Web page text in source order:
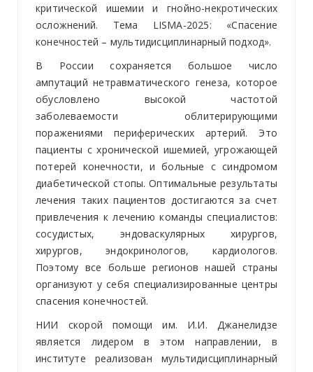
критической ишемии и гнойно-некротических
осложнений. Тема LISMA-2025: «Спасение
конечностей – мультидисциплинарный подход».
В России сохраняется большое число
ампутаций нетравматического генеза, которое
обусловлено высокой частотой
заболеваемости облитерирующими
поражениями периферических артерий. Это
пациенты с хронической ишемией, угрожающей
потерей конечности, и больные с синдромом
диабетической стопы. Оптимальные результаты
лечения таких пациентов достигаются за счет
привлечения к лечению команды специалистов:
сосудистых, эндоваскулярных хирургов,
хирургов, эндокринологов, кардиологов.
Поэтому все больше регионов нашей страны
организуют у себя специализированные центры
спасения конечностей.
НИИ скорой помощи им. И.И. Джанелидзе
является лидером в этом направлении, в
институте реализован мультидисциплинарный